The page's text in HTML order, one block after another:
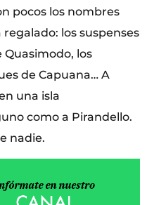
pocos los nombres
los suspenses
Quasimodo, los
de Capuana… A
una isla
como a Pirandello.
nadie.